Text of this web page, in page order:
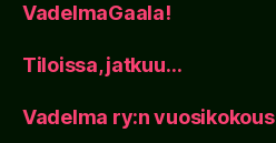
VadelmaGaala!
Tiloissa, jatkuu…
Vadelma ry:n vuosikokous